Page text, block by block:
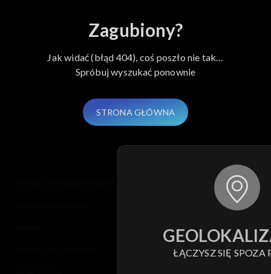
Zagubiony?
Jak widać (błąd 404), coś poszło nie tak…
Spróbuj wyszukać ponownie
STRONA GŁÓWNA
ŁĄCZYSZ SIĘ SPOZA